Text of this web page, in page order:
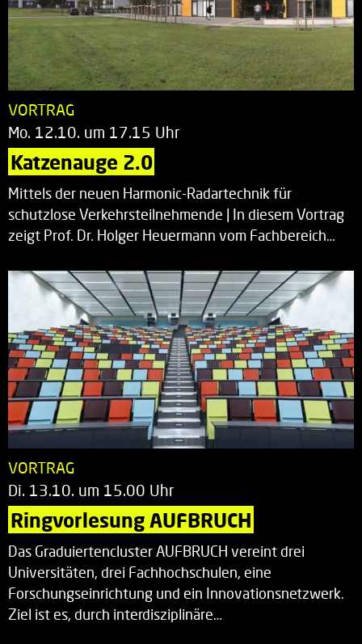
VORTRAG
Mo. 12.10. um 17.15 Uhr
Katzenauge 2.0
Mittels der neuen Harmonic-Radartechnik für
schutzlose Verkehrsteilnehmende | In diesem Vortrag
zeigt Prof. Dr. Holger Heuermann vom Fachbereich…
VORTRAG
Di. 13.10. um 15.00 Uhr
Ringvorlesung AUFBRUCH
Das Graduiertencluster AUFBRUCH vereint drei
Universitäten, drei Fachhochschulen, eine
Forschungseinrichtung und ein Innovationsnetzwerk.
Ziel ist es, durch interdisziplinäre…